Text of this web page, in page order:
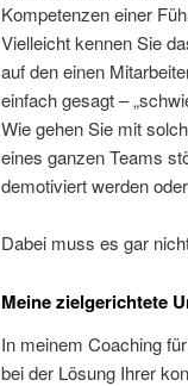
Kompetenzen einer
Vielleicht kennen Sie
auf den einen
einfach gesagt –
Wie gehen Sie mit
eines ganzen Teams
demotiviert werden
Dabei muss es gar
Meine zielgerichtete
In meinem Coaching
bei der Lösung Ihrer